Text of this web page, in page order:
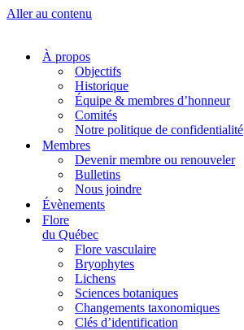
Aller au contenu
À propos
Objectifs
Historique
Équipe & membres d’honneur
Comités
Notre politique de confidentialité
Membres
Devenir membre ou renouveler
Bulletins
Nous joindre
Évènements
Flore
du Québec
Flore vasculaire
Bryophytes
Lichens
Sciences botaniques
Changements taxonomiques
Clés d’identification